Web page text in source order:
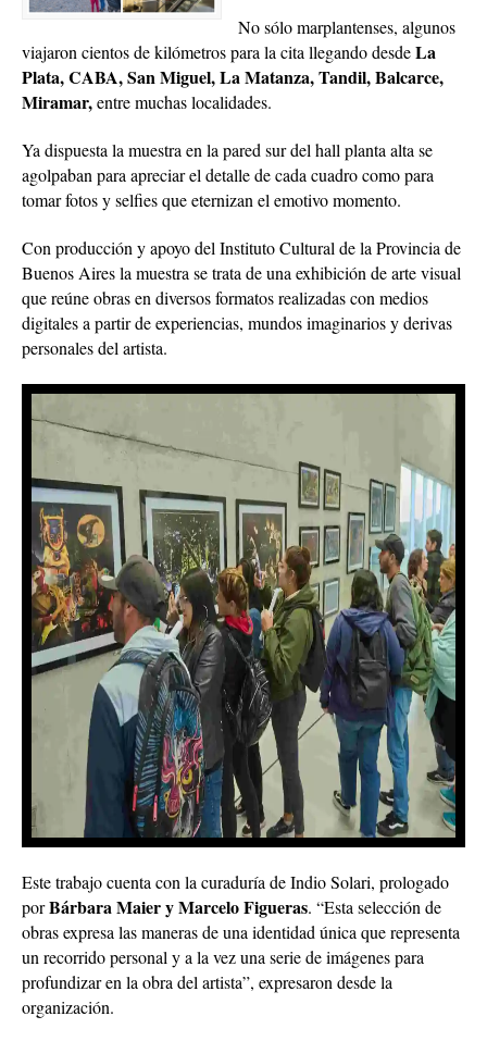
No sólo marplantenses, algunos
viajaron cientos de kilómetros para la cita llegando desdeLa
Plata, CABA, San Miguel, La Matanza, Tandil, Balcarce,
Miramar,entre muchas localidades.
Ya dispuesta la muestra en la pared sur del hall planta alta se
agolpaban para apreciar el detalle de cada cuadro como para
tomar fotos y selfies que eternizan el emotivo momento.
Con producción y apoyo del Instituto Cultural de la Provincia de
Buenos Aires la muestra se trata de una exhibición de arte visual
que reúne obras en diversos formatos realizadas con medios
digitales a partir de experiencias, mundos imaginarios y derivas
personales del artista.
Este trabajo cuenta con la curaduría de Indio Solari, prologado
porBárbara Maier y Marcelo Figueras. “Esta selección de
obras expresa las maneras de una identidad única que representa
un recorrido personal y a la vez una serie de imágenes para
profundizar en la obra del artista”, expresaron desde la
organización.